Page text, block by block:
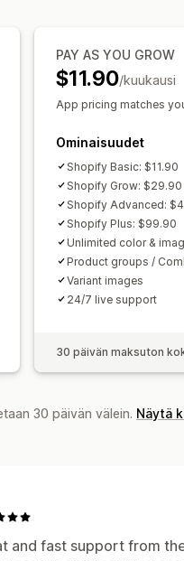
PAY AS YOU GROW
$11.90/kuukausi
App pricing matches
Ominaisuudet
Shopify Basic: $11.90
Shopify Grow: $29.90
Shopify Advanced:
Shopify Plus: $99.90
Unlimited color &
Product groups /
Variant images
24/7 live support
30 päivän maksuton
30 päivän välein. Näytä
and fast support from